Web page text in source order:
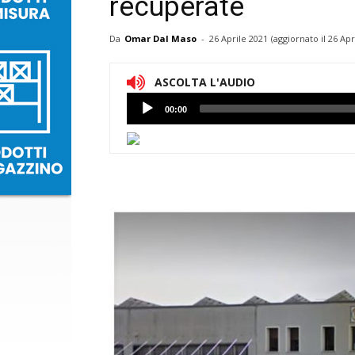
recuperate
Da Omar Dal Maso - 26 Aprile 2021 (aggiornato il 26
ASCOLTA L'AUDIO
Lettore
Audio
00:00